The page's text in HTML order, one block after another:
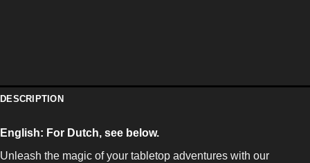
DESCRIPTION
English: For Dutch, see below.
Unleash the magic of your tabletop adventures with our